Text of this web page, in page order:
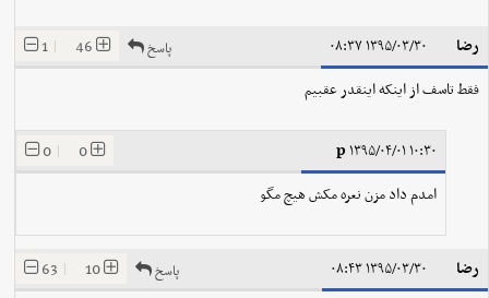
رضا ۱۳۹۵/۰۳/۳۰ ۰۸:۳۷ 46
|
1 پاسخ
فقط تاسف از اینکه اینقدر عقبیم
p۱۳۹۵/۰۴/۰۱ ۱۰:۳۰ 0
|
0
امدم داد مزن نعره مکش هیچ مگو
رضا ۱۳۹۵/۰۳/۳۰ ۰۸:۴۳ 10
|
63 پاسخ